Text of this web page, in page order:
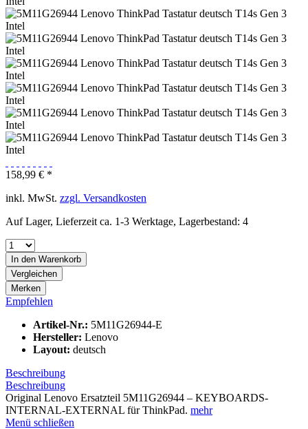
158,99 € *
inkl. MwSt. zzgl. Versandkosten
Auf Lager, Lieferzeit ca. 1-3 Werktage, Lagerbestand: 4
In den Warenkorb
Vergleichen
Merken
Empfehlen
Artikel-Nr.: 5M11G26944-E
Hersteller: Lenovo
Layout: deutsch
Beschreibung
Beschreibung
Original Lenovo Ersatzteil 5M11G26944 – KEYBOARDS-
INTERNAL-EXTERNAL für ThinkPad. mehr
Menü schließen